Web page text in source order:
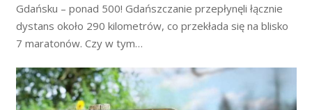
Gdańsku – ponad 500! Gdańszczanie przepłynęli łącznie
dystans około 290 kilometrów, co przekłada się na blisko
7 maratonów. Czy w tym…